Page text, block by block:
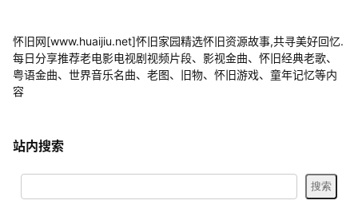
怀旧网[www.huaijiu.net]怀旧家园精选怀旧资源故事,共寻美好回忆.
每日分享推荐老电影电视剧视频片段、影视金曲、怀旧经典老歌、
粤语金曲、世界音乐名曲、老图、旧物、怀旧游戏、童年记忆等内
容
站内搜索